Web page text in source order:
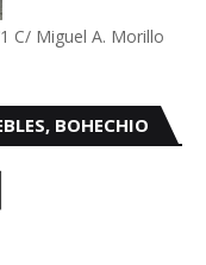
C/ Miguel A. Morillo
BOHECHIO